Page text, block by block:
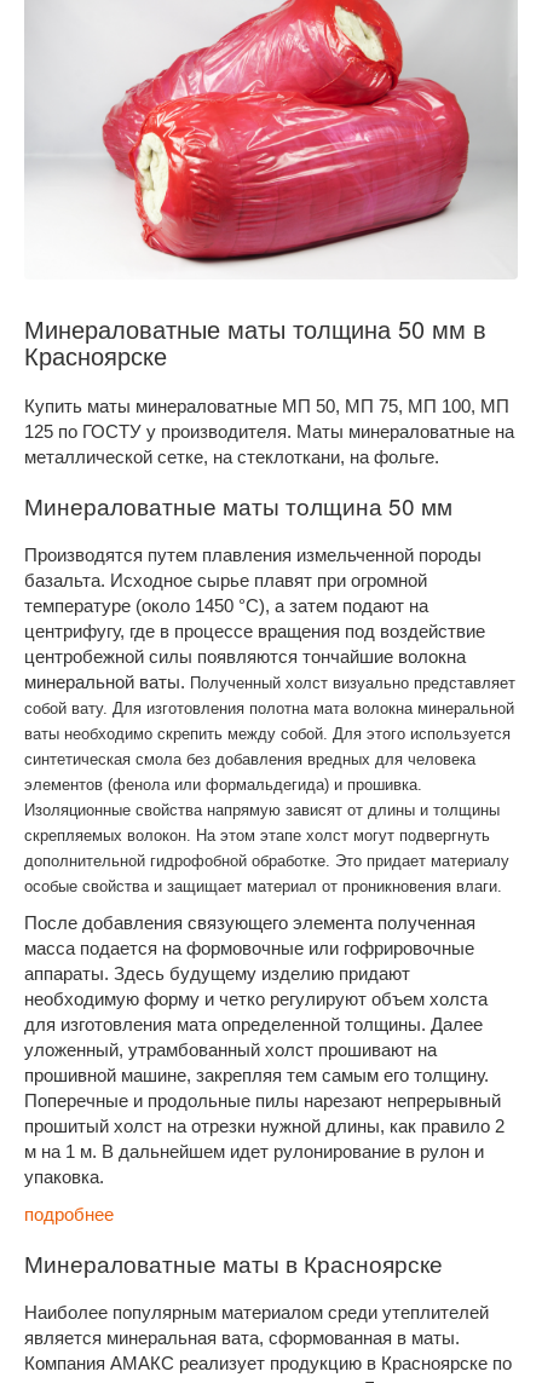
Минераловатные маты толщина 50 мм в
Красноярске
Купить маты минераловатные МП 50, МП 75, МП 100, МП
125 по ГОСТУ у производителя. Маты минераловатные на
металлической сетке, на стеклоткани, на фольге.
Минераловатные маты толщина 50 мм
Производятся путем плавления измельченной породы
базальта. Исходное сырье плавят при огромной
температуре (около 1450 °С), а затем подают на
центрифугу, где в процессе вращения под воздействие
центробежной силы появляются тончайшие волокна
минеральной ваты. Полученный холст визуально представляет
собой вату. Для изготовления полотна мата волокна минеральной
ваты необходимо скрепить между собой. Для этого используется
синтетическая смола без добавления вредных для человека
элементов (фенола или формальдегида) и прошивка.
Изоляционные свойства напрямую зависят от длины и толщины
скрепляемых волокон. На этом этапе холст могут подвергнуть
дополнительной гидрофобной обработке. Это придает материалу
особые свойства и защищает материал от проникновения влаги.
После добавления связующего элемента полученная
масса подается на формовочные или гофрировочные
аппараты. Здесь будущему изделию придают
необходимую форму и четко регулируют объем холста
для изготовления мата определенной толщины. Далее
уложенный, утрамбованный холст прошивают на
прошивной машине, закрепляя тем самым его толщину.
Поперечные и продольные пилы нарезают непрерывный
прошитый холст на отрезки нужной длины, как правило 2
м на 1 м. В дальнейшем идет рулонирование в рулон и
упаковка.
подробнее
Минераловатные маты в Красноярске
Наиболее популярным материалом среди утеплителей
является минеральная вата, сформованная в маты.
Компания АМАКС реализует продукцию в Красноярске по